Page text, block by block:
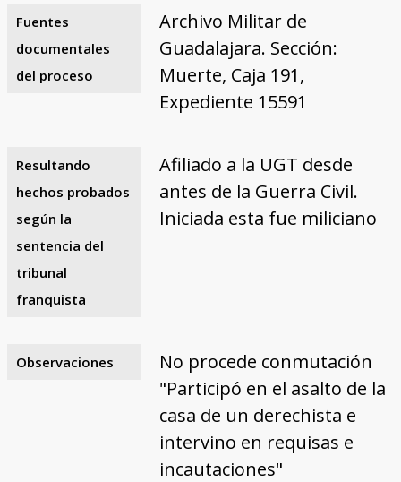
Fuentes
documentales
del proceso
Archivo Militar de
Guadalajara. Sección:
Muerte, Caja 191,
Expediente 15591
Resultando
hechos probados
según la
sentencia del
tribunal
franquista
Afiliado a la UGT desde
antes de la Guerra Civil.
Iniciada esta fue miliciano
Observaciones
No procede conmutación
"Participó en el asalto de la
casa de un derechista e
intervino en requisas e
incautaciones"